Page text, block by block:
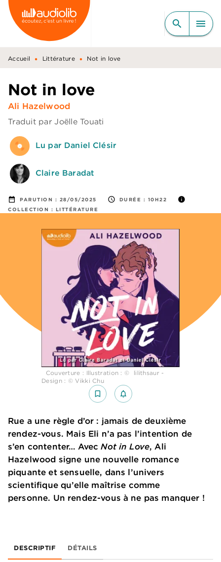
MENU RECHERCHE
CONTENU
PIED DE PAGE
search menu
Accueil • Littérature • Not in love
Not in love
Ali Hazelwood
Traduit parJoëlle Touati
Lu par Daniel Clésir
Claire Baradat
date_range PARUTION : 28/05/2025 access_time DURÉE : 10H22 info
COLLECTION : LITTÉRATURE
Couverture : Illustration : © lilithsaur -
Design : © Vikki Chu
bookmark_border notifications_none_outlined
Rue a une règle d’or : jamais de deuxième
rendez-vous. Mais Eli n’a pas l’intention de
s’en contenter… AvecNot in Love, Ali
Hazelwood signe une nouvelle romance
piquante et sensuelle, dans l’univers
scientifique qu’elle maîtrise comme
personne. Un rendez-vous à ne pas manquer !
DESCRIPTIF DÉTAILS